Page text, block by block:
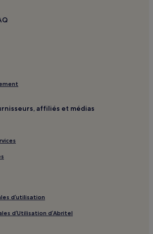
Berlin-Brandenburg : hôtels à
: hôtels à proximité
Hôtels d’affaires
affiliés et médias
d’utilisation
d’Utilisation d’Abritel